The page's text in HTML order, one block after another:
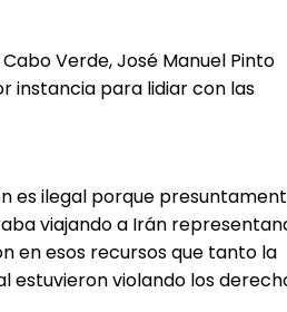
Verde, José Manuel Pinto
instancia para lidiar con las
es ilegal porque
viajando a Irán
en esos recursos que tanto la
estuvieron violando los